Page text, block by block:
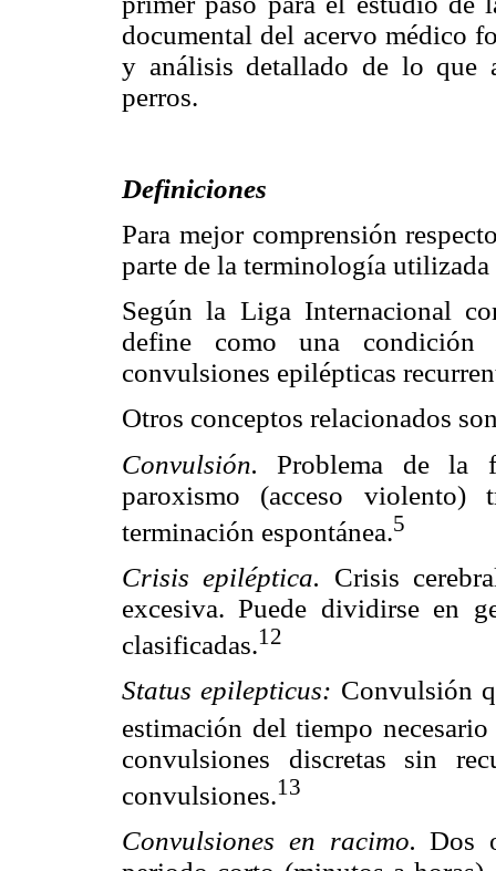
documental del acervo médico
y análisis detallado de lo que
perros.
Definiciones
Para mejor comprensión
parte de la terminología
Según la Liga Internacional
define como una condición
convulsiones epilépticas
Otros conceptos relacionados
Convulsión.Problema de la
paroxismo (acceso violento)
terminación espontánea.5
Crisis epiléptica. Crisis
excesiva. Puede dividirse en
clasificadas.12
Status epilepticus: Convulsión
estimación del tiempo
convulsiones discretas sin
convulsiones.13
Convulsiones en racimo.Dos